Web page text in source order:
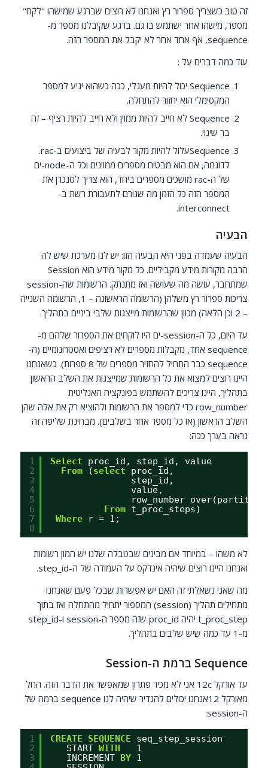
זה טוב כשצריך ספרור רץ ואנחנו לא רוצים שברגע שמישהו "לקח"
מספר, מישהו אחר ישתמש בו גם. ברגע שקיבלנו מספר מ-
sequence, אף אחד אחר לא יקבל את המספר הזה.
עוד כמה דברים על :
Sequence יכול להיות מעגלי, ככה כשהוא יגיע למספר
המקסימלי הוא יחזור להתחלה.
Sequence לא חייב להיות ממוין ולא חייב להיות רציף – זה
בר שינוי.
Sequenceעלול להיות מקור לבעיה של ביצועים ב-rac.
לדוגמה, אם הוא מבטיח מספרים ממוינים וכל ה-node-ים
של ה-rac מושכים מספרים ביחד, הוא צריך לסנכרן את
המספר הזה כל הזמן מה שגורם לתעבורת רשת ב-
interconnect.
הבעיה
הבעיה שעמדה בפני היא הבעיה הזו: יש לנו מערכת שיש לה
הרבה מקורות מידע מקביליים. כל מקור מידע הוא Session
שמתחבר, עושה מה שעושה ואז מתנתק. הרשומות שה-session
צריכות ספרור רץ משלהן (הרשומה הראשונה – 1, הרשומה השנייה
– 2 וכן הלאה) מכוון שהרשומות מייצגות שלבי ביניים בתהליך.
עד היום, כל ה-session-ים היו לוקחים את הספרור שלהם מ-
sequence אחד, מקבלות מספרים לא רציפים ואסטרונומיים (ה-
sequence כבר התחיל להחזיר מספרים של 8 ספרות). כשאנחנו
היינו רוצים למצוא את כל הרשומות שמייצגות את השלב הראשון
בתהליך, היינו צריכים להשתמש בפונקציה האנליטית
row_number כדי למספר את הרשומות ולהוציא רק את אלה שהן
השלב הראשון (או כל מספר אחר בשלבים). מבחינת שליפה זה
נראה בערך ככה:
1
2
3
4
5
6
7
8
Select
proc_id, step_id, value
From
(select
proc_id,
step_id,
value,
row_number
From t_proc_steps)
Where
r = 1;
לא משהו – במיוחד אם מבינים שבטבלה שלנו יש המון רשומות
ואנחנו היינו רוצים שיהיה אינדקס על העמודה של ה-step_id.
מה שאני נשאלתי זה האם יש אפשרות שבכל פעם שאנחנו
מתחילים תהליך (session) המספור יתחיל מהתחלה ואז בתוך
t_proc_step יהיה proc_id שזה מספר ה-session ו-step_id
מ-1 עד כמה שיש שלבים בתהליך.
Sequence ברמת ה-Session
עד אורקל 12c אני לא מכיר פתרון שמאפשר את הדבר הזה. החל
מאורקל 12אנחנו יכולים להגדיר שיהיה לנו sequence ברמה של
ה-session:
1
2
3
CREATE SEQUENCE
seq_step_session
START WITH
1
INCREMENT BY 1